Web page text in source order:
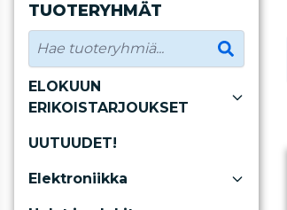
TUOTERYHMÄT
ELOKUUN
ERIKOISTARJOUKSET
UUTUUDET!
Elektroniikka